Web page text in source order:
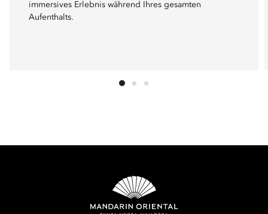
immersives Erlebnis während Ihres gesamten
Aufenthalts.